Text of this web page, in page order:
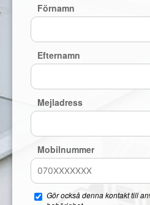
Förnamn
Efternamn
Mejladress
Mobilnummer
Gör också denna kontakt till